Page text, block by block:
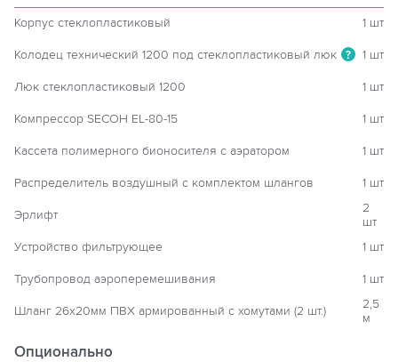
Корпус стеклопластиковый 1 шт
Колодец технический 1200 под стеклопластиковый люк ? 1 шт
Люк стеклопластиковый 1200 1 шт
Компрессор SECOH EL-80-15 1 шт
Кассета полимерного бионосителя с аэратором 1 шт
Распределитель воздушный с комплектом шлангов 1 шт
Эрлифт
2
шт
Устройство фильтрующее
1 шт
Трубопровод аэроперемешивания 1 шт
Шланг 26х20мм ПВХ армированный с хомутами (2 шт.)
2,5
м
Опционально